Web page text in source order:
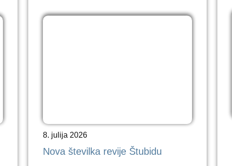
8. julija 2026
Nova številka revije Štubidu